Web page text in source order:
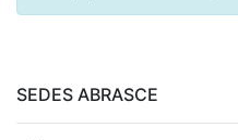
SEDES ABRASCE